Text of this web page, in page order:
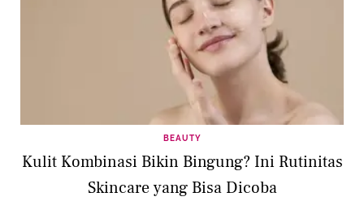
BEAUTY
Kulit Kombinasi Bikin Bingung? Ini Rutinitas
Skincare yang Bisa Dicoba